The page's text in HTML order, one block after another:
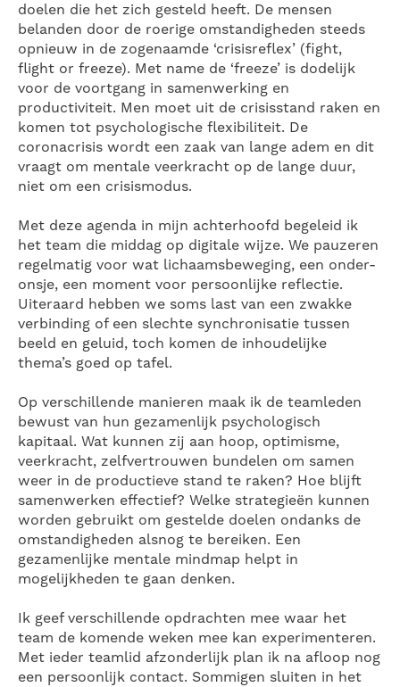
doelen die het zich gesteld heeft. De mensen
belanden door de roerige omstandigheden steeds
opnieuw in de zogenaamde ‘crisisreflex’ (fight,
flight or freeze). Met name de ‘freeze’ is dodelijk
voor de voortgang in samenwerking en
productiviteit. Men moet uit de crisisstand raken en
komen tot psychologische flexibiliteit. De
coronacrisis wordt een zaak van lange adem en dit
vraagt om mentale veerkracht op de lange duur,
niet om een crisismodus.
Met deze agenda in mijn achterhoofd begeleid ik
het team die middag op digitale wijze. We pauzeren
regelmatig voor wat lichaamsbeweging, een onder-
onsje, een moment voor persoonlijke reflectie.
Uiteraard hebben we soms last van een zwakke
verbinding of een slechte synchronisatie tussen
beeld en geluid, toch komen de inhoudelijke
thema’s goed op tafel.
Op verschillende manieren maak ik de teamleden
bewust van hun gezamenlijk psychologisch
kapitaal. Wat kunnen zij aan hoop, optimisme,
veerkracht, zelfvertrouwen bundelen om samen
weer in de productieve stand te raken? Hoe blijft
samenwerken effectief? Welke strategieën kunnen
worden gebruikt om gestelde doelen ondanks de
omstandigheden alsnog te bereiken. Een
gezamenlijke mentale mindmap helpt in
mogelijkheden te gaan denken.
Ik geef verschillende opdrachten mee waar het
team de komende weken mee kan experimenteren.
Met ieder teamlid afzonderlijk plan ik na afloop nog
een persoonlijk contact. Sommigen sluiten in het